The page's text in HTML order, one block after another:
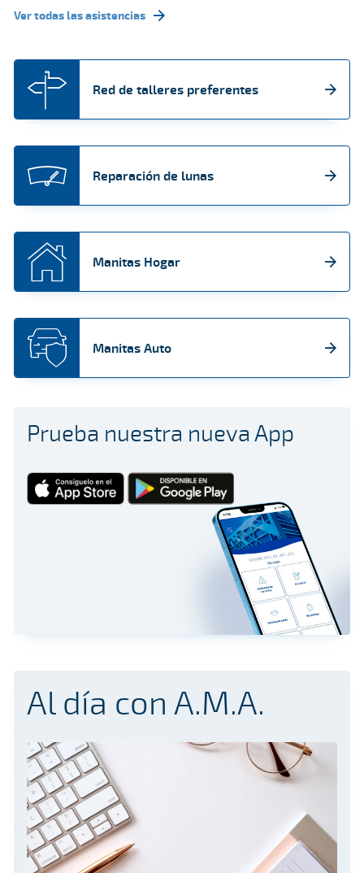
Ver todas las asistencias
Red de talleres preferentes
Reparación de lunas
Manitas Hogar
Manitas Auto
Prueba nuestra nueva App
Al día con A.M.A.